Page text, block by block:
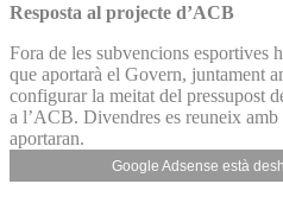
Resposta al projecte d’ACB
Fora de les subvencions esportives
que aportarà el Govern, juntament
configurar la meitat del pressupost
a l’ACB. Divendres es reuneix
aportaran.
Google Adsense està